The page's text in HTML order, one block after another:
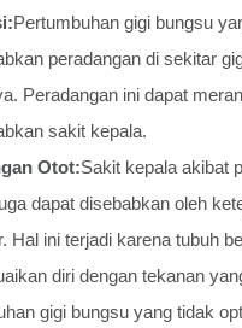
Pertumbuhan gigi bungsu
peradangan di sekitar
Peradangan ini dapat
sakit kepala.
Otot:Sakit kepala akibat
dapat disebabkan oleh
Hal ini terjadi karena tubuh
diri dengan tekanan
gigi bungsu yang tidak